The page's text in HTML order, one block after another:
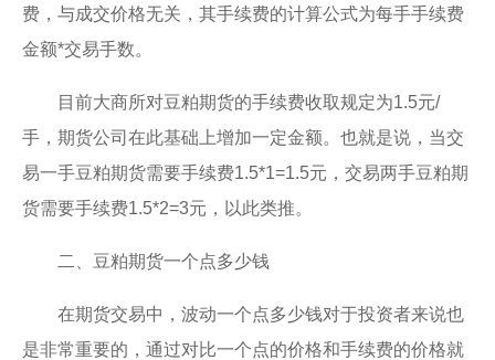
费，与成交价格无关，其手续费的计算公式为每手手续费
金额*交易手数。
目前大商所对豆粕期货的手续费收取规定为1.5元/
手，期货公司在此基础上增加一定金额。也就是说，当交
易一手豆粕期货需要手续费1.5*1=1.5元，交易两手豆粕期
货需要手续费1.5*2=3元，以此类推。
二、豆粕期货一个点多少钱
在期货交易中，波动一个点多少钱对于投资者来说也
是非常重要的，通过对比一个点的价格和手续费的价格就